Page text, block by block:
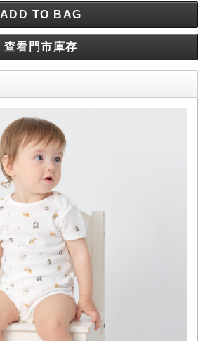
ADD TO BAG
查看門市庫存